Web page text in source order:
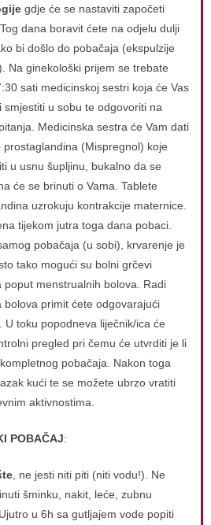
gdje će se nastaviti započeti
dana boravit ćete na odjelu dulji
bi došlo do pobačaja (ekspulzije
Na ginekološki prijem se trebate
sati medicinskoj sestri koja će Vas
smjestiti u sobu te odgovoriti na
Medicinska sestra će Vam dati
prostaglandina (Mispregnol) koje
u usnu šupljinu, bukalno da se
će se brinuti o Vama. Tablete
uzrokuju kontrakcije maternice.
tijekom jutra toga dana pobaci.
pobačaja (u sobi), krvarenje je
tako mogući su bolni grčevi
poput menstrualnih bolova. Radi
bolova primit ćete odgovarajući
U toku popodneva liječnik/ica će
pregled pri čemu će utvrditi je li
pobačaja. Nakon toga
kući te se možete ubrzo vratiti
aktivnostima.
POBAČAJ:
, ne jesti niti piti (niti vodu!). Ne
šminku, nakit, leće, zubnu
u 6h sa gutljajem vode popiti